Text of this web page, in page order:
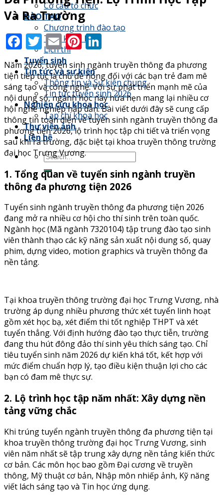
Cơ cấu tổ chức
ĐÀO TẠO
Chương trình đào tạo
Thời khoá biểu
Lịch thi
Tuyển sinh
Tin tức và sự kiện
Thông tin và Sự kiện chung
Tin tức tuyển sinh 2026
Nghiên cứu khoa học
Tạp chí khoa học
Thư viện ảnh
Liên hệ
Và Ra Trường
Facebook
Twitter
EmailPinterest
Năm 2026, tuyển sinh ngành truyền thông đa phương
tiện tiếp tục là chủ đề nóng đối với các bạn trẻ đam mê
sáng tạo và công nghệ. Với sự phát triển mạnh mẽ của
nội dung số, ngành học này hứa hẹn mang lại nhiều cơ
hội nghề nghiệp hấp dẫn. Bài viết dưới đây sẽ cung cấp
thông tin toàn diện về tuyển sinh ngành truyền thông đa
phương tiện 2026, lộ trình học tập chi tiết và triển vọng
sau khi ra trường, đặc biệt tại khoa truyền thông trường
đại học Trưng Vương.
1. Tổng quan về tuyển sinh ngành truyền
thông đa phương tiện 2026
Tuyển sinh ngành truyền thông đa phương tiện 2026
đang mở ra nhiều cơ hội cho thí sinh trên toàn quốc.
Ngành học (Mã ngành 7320104) tập trung đào tạo sinh
viên thành thạo các kỹ năng sản xuất nội dung số, quay
phim, dựng video, motion graphics và truyền thông đa
nền tảng.
Tại khoa truyền thông trường đại học Trưng Vương, nhà
trường áp dụng nhiều phương thức xét tuyển linh hoạt
gồm xét học bạ, xét điểm thi tốt nghiệp THPT và xét
tuyển thẳng. Với định hướng đào tạo thực tiễn, trường
đang thu hút đông đảo thí sinh yêu thích sáng tạo. Chỉ
tiêu tuyển sinh năm 2026 dự kiến khá tốt, kết hợp với
mức điểm chuẩn hợp lý, tạo điều kiện thuận lợi cho các
bạn có đam mê thực sự.
2. Lộ trình học tập năm nhất: Xây dựng nền
tảng vững chắc
Khi trúng tuyển ngành truyền thông đa phương tiện tại
khoa truyền thông trường đại học Trưng Vương, sinh
viên năm nhất sẽ tập trung xây dựng nền tảng kiến thức
cơ bản. Các môn học bao gồm Đại cương về truyền
thông, Mỹ thuật cơ bản, Nhập môn nhiếp ảnh, Kỹ năng
viết lách sáng tạo và Tin học ứng dụng.